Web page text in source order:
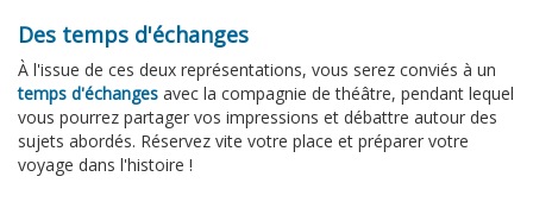
Des temps d'échanges
À l'issue de ces deux représentations, vous serez conviés à un
temps d'échanges avec la compagnie de théâtre, pendant lequel
vous pourrez partager vos impressions et débattre autour des
sujets abordés. Réservez vite votre place et préparer votre
voyage dans l'histoire !